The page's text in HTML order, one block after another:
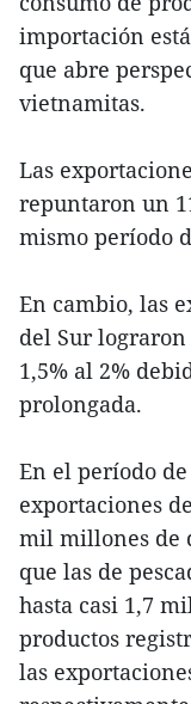
importación
que abre
vietnamitas.
Las
repuntaron un
mismo período
En cambio, las
del Sur
1,5% al 2%
prolongada.
En el período
exportaciones
mil millones de
que las de
hasta casi 1,7
productos
las